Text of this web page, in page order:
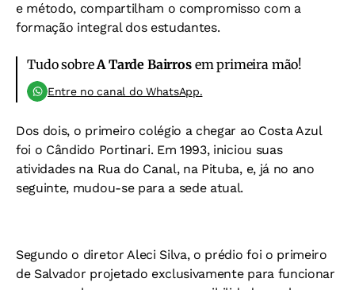
e método, compartilham o compromisso com a
formação integral dos estudantes.
Tudo sobreA Tarde Bairrosem primeira mão!
Entre no canal do WhatsApp.
Dos dois, o primeiro colégio a chegar ao Costa Azul
foi o Cândido Portinari. Em 1993, iniciou suas
atividades na Rua do Canal, na Pituba, e, já no ano
seguinte, mudou-se para a sede atual.
Segundo o diretor Aleci Silva, o prédio foi o primeiro
de Salvador projetado exclusivamente para funcionar